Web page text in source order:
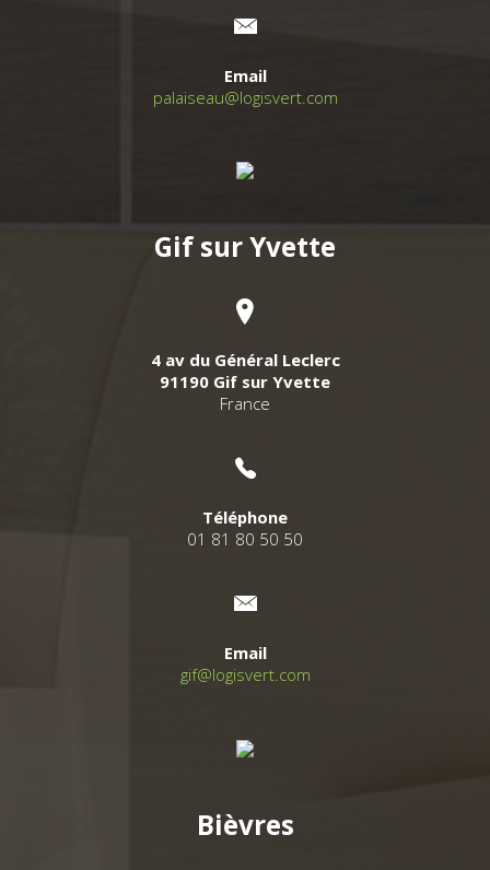
Email
palaiseau@logisvert.com
Gif sur Yvette
4 av du Général Leclerc
91190 Gif sur Yvette
France
Téléphone
01 81 80 50 50
Email
gif@logisvert.com
Bièvres